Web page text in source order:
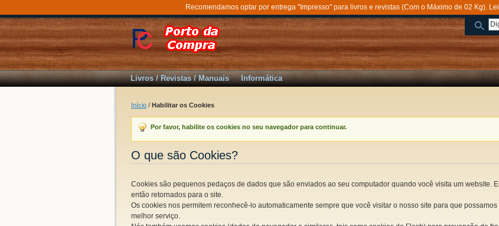
Recomendamos optar por entrega "Impresso" para livros e revistas (Com o Máximo de 02 Kg).
Livros / Revistas / Manuais Informática
Início / Habilitar os Cookies
Por favor, habilite os cookies no seu navegador para continuar.
O que são Cookies?
Cookies são pequenos pedaços de dados que são enviados ao seu computador quando você visita um website.
então retornados para o site.
Os cookies nos permitem reconhecê-lo automaticamente sempre que você visitar o nosso site para que
melhor serviço.